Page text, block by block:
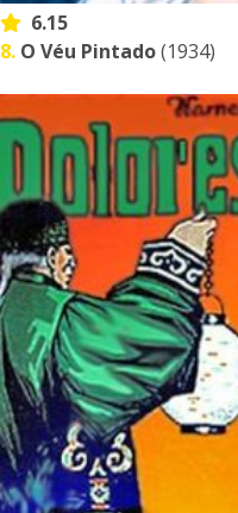
6.15
8. O Véu Pintado(1934)